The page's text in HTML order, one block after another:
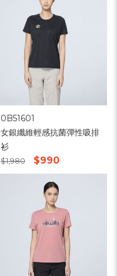
0B51601
女銀纖維輕感抗菌彈性吸排
衫
$1,980 $990